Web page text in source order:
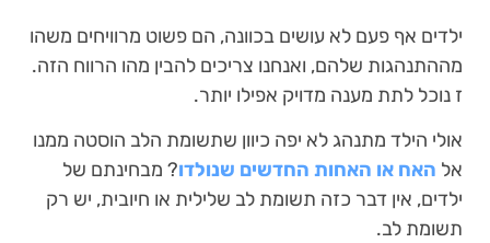
ילדים אף פעם לא עושים בכוונה, הם פשוט מרוויחים משהו
מההתנהגות שלהם, ואנחנו צריכים להבין מהו הרווח הזה.
ז נוכל לתת מענה מדויק אפילו יותר.
אולי הילד מתנהג לא יפה כיוון שתשומת הלב הוסטה ממנו
אל האח או האחות החדשים שנולדו? מבחינתם של
ילדים, אין דבר כזה תשומת לב שלילית או חיובית, יש רק
תשומת לב.